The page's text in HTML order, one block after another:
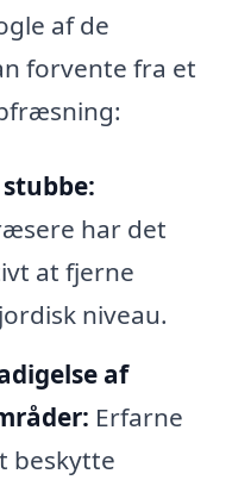
af de
forvente fra et
har det
at fjerne
niveau.
af
Erfarne
beskytte